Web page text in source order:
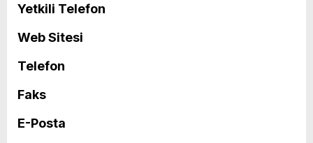
Yetkili Telefon
Web Sitesi
Telefon
Faks
E-Posta